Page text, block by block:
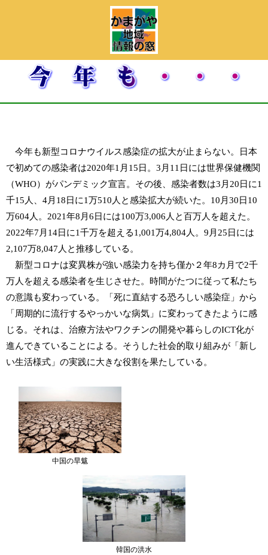
今年も新型コロナウイルス感染症の拡大が止まらない。日本
で初めての感染者は2020年1月15日。3月11日には世界保健機関
（WHO）がパンデミック宣言。その後、感染者数は3月20日に1
千15人、4月18日に1万510人と感染拡大が続いた。10月30日10
万604人。2021年8月6日には100万3,006人と百万人を超えた。
2022年7月14日に1千万を超える1,001万4,804人。9月25日には
2,107万8,047人と推移している。
新型コロナは変異株が強い感染力を持ち僅か２年8カ月で2千
万人を超える感染者を生じさせた。時間がたつに従って私たち
の意識も変わっている。「死に直結する恐ろしい感染症」から
「周期的に流行するやっかいな病気」に変わってきたように感
じる。それは、治療方法やワクチンの開発や暮らしのICT化が
進んできていることによる。そうした社会的取り組みが「新し
い生活様式」の実践に大きな役割を果たしている。
中国の旱魃
韓国の洪水